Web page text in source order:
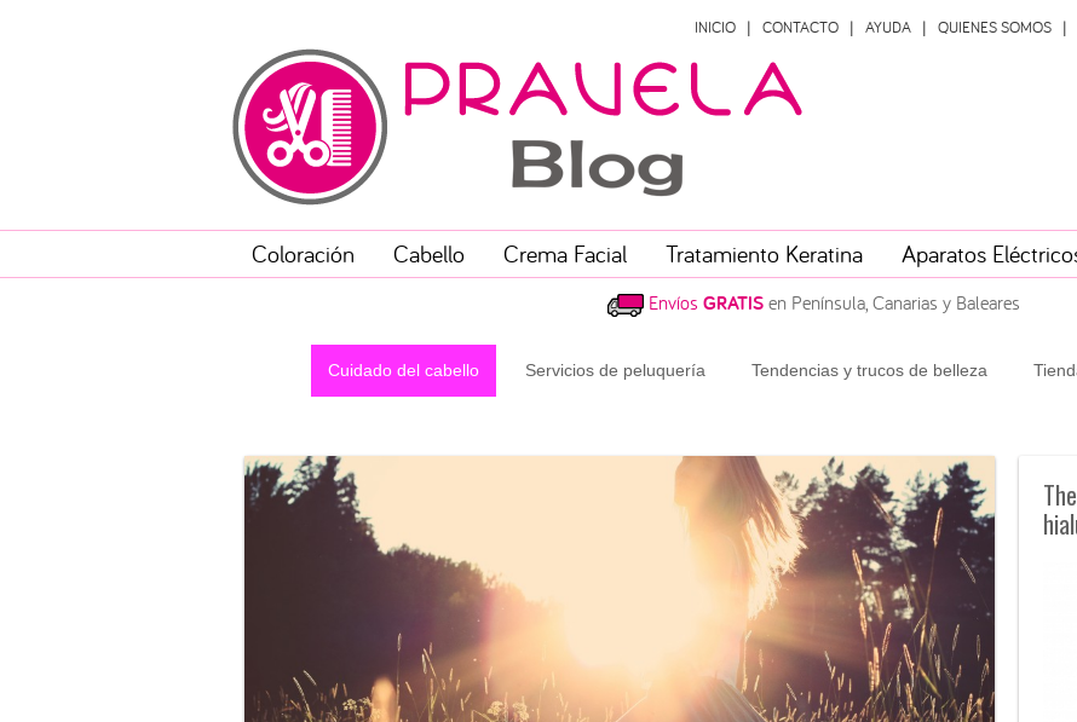
INICIO CONTACTO AYUDA QUIENES SOMOS
Coloración Cabello Crema Facial Tratamiento Keratina Aparatos
Envíos GRATISen Península, Canarias y Baleares
Cuidado del cabello Servicios de peluquería Tendencias y trucos de belleza